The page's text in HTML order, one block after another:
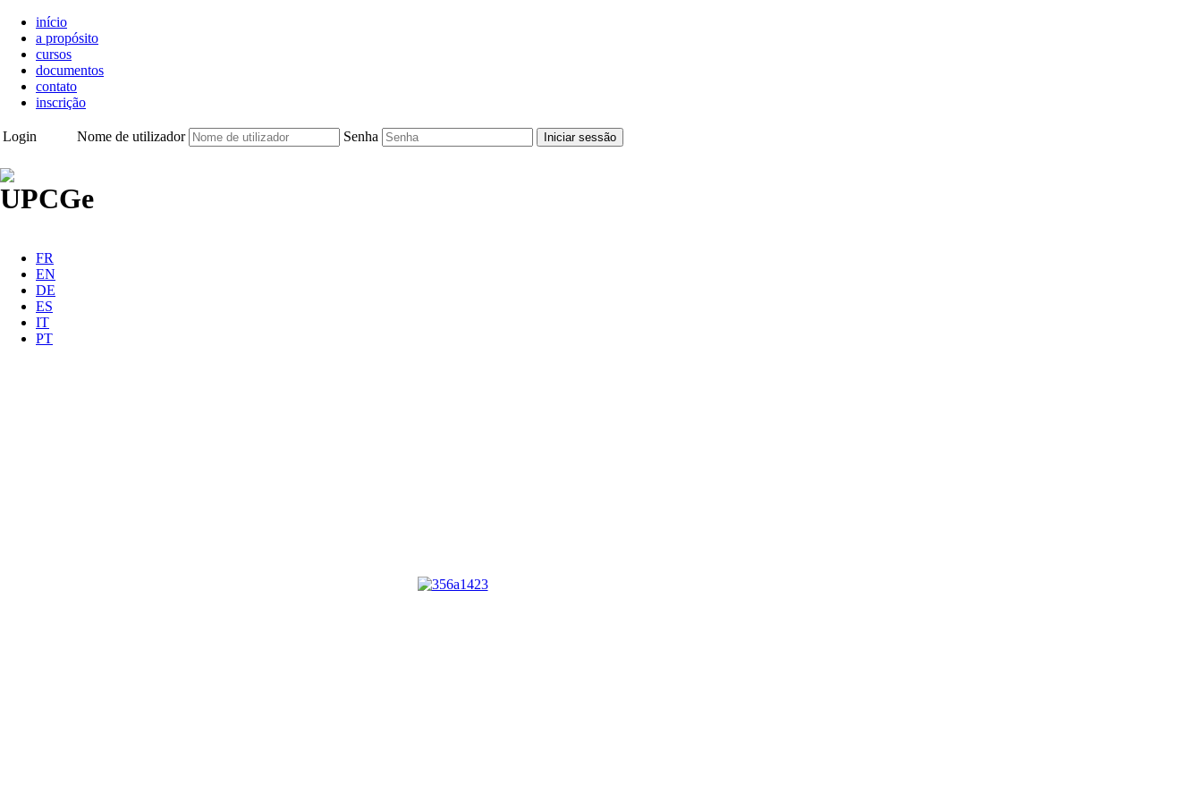
início
a propósito
cursos
documentos
contato
inscrição
Login Nome de utilizador Senha
FR
EN
DE
ES
IT
PT